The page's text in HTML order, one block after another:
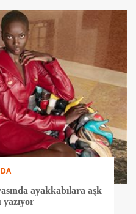
ayakkabılara aşk